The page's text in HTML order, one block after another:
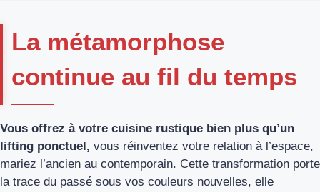
La métamorphose
continue au fil du temps
Vous offrez à votre cuisine rustique bien plus qu’un
lifting ponctuel, vous réinventez votre relation à l’espace,
mariez l’ancien au contemporain. Cette transformation porte
la trace du passé sous vos couleurs nouvelles, elle